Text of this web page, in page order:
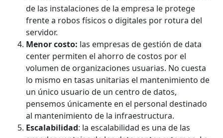
de las instalaciones de la empresa le protege
frente a robos físicos o digitales por rotura del
servidor.
Menor costo: las empresas de gestión de data
center permiten el ahorro de costos por el
volumen de organizaciones usuarias. No cuesta
lo mismo en tasas unitarias el mantenimiento de
un único usuario de un centro de datos,
pensemos únicamente en el personal destinado
al mantenimiento de la infraestructura.
Escalabilidad: la escalabilidad es una de las